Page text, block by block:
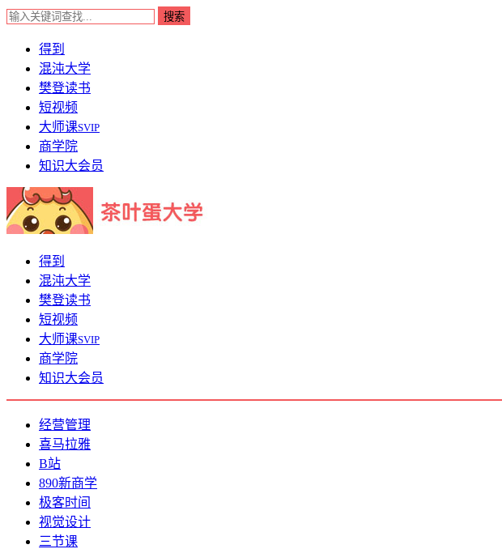
得到
混沌大学
樊登读书
短视频
大师课SVIP
商学院
知识大会员
得到
混沌大学
樊登读书
短视频
大师课SVIP
商学院
知识大会员
经营管理
喜马拉雅
B站
890新商学
极客时间
视觉设计
三节课